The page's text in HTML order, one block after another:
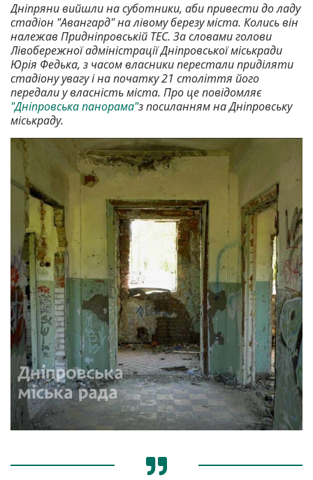
Дніпряни вийшли на суботники, аби привести до ладу
стадіон "Авангард" на лівому березу міста. Колись він
належав Придніпровській ТЕС. За словами голови
Лівобережної адміністрації Дніпровської міськради
Юрія Федька, з часом власники перестали приділяти
стадіону увагу і на початку 21 століття його
передали у власність міста. Про це повідомляє
"Дніпровська панорама"з посиланням на Дніпровську
міськраду.